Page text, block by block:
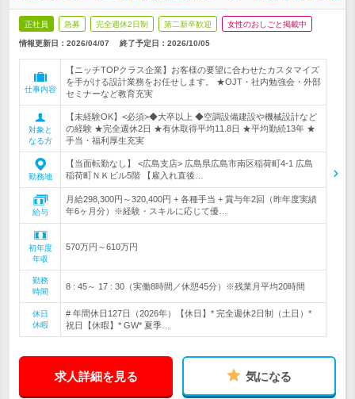
正社員 急募 完全週休2日制 第二新卒歓迎 女性のおしごと掲載中
情報更新日：2026/04/07 終了予定日： 2026/10/05
仕事内容
【ニッチTOPクラス企業】お客様の要望に合わせたカスタマイズ
を手がける設計業務をお任せします。 ★OJT・社内勉強会・外部
セミナーなど教育充実
対象と
なる方
【未経験OK】<必須>◆大卒以上 ◆空調設備建設や機械設計など
の経験 ★完全週休2日 ★有休取得平均11.8日 ★平均勤続13年 ★
手当・福利厚生充実
勤務地
【当面転勤なし】 <広島支店> 広島県広島市南区稲荷町4-1 広島
稲荷町ＮＫビル5階 【雇入れ直後…
給与
月給298,300円～320,400円 + 各種手当 + 賞与年2回（昨年度実績
年6ヶ月分）※経験・スキルに応じて優…
初年度
年収
570万円～610万円
勤務
時間
8 : 45～ 17 : 30（実働8時間／休憩45分）※残業月平均20時間
休日
休暇
# 年間休日127日（2026年）【休日】* 完全週休2日制（土日）*
祝日【休暇】* GW* 夏季…
求人詳細を見る 気になる